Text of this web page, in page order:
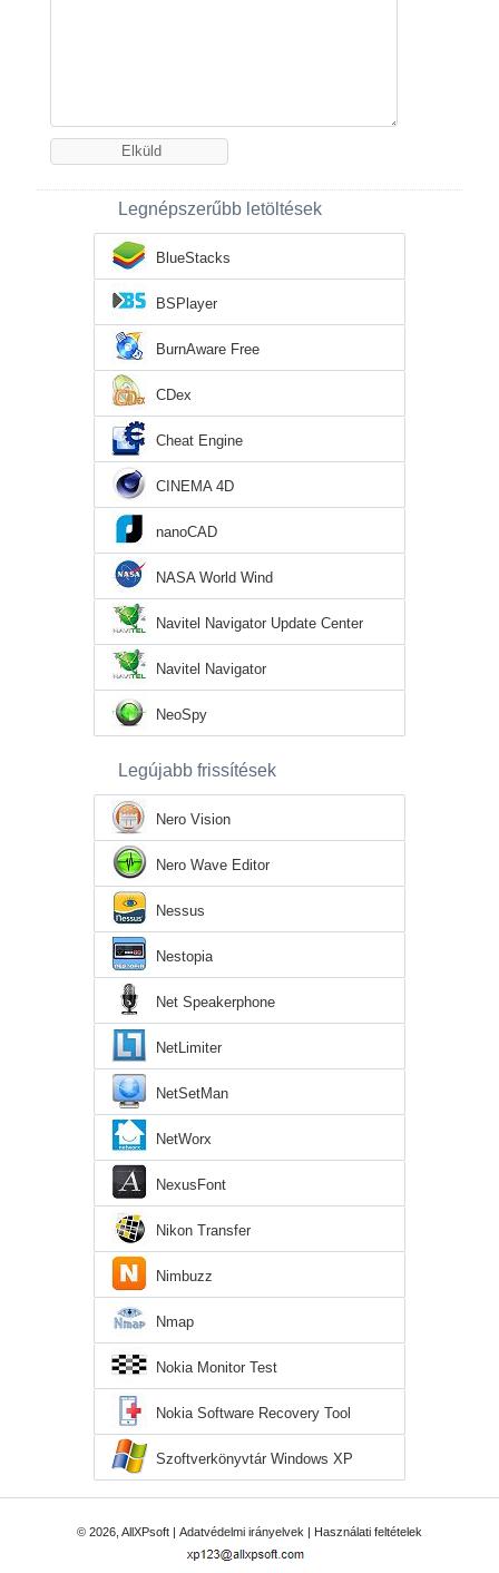
Legnépszerűbb letöltések
BlueStacks
BSPlayer
BurnAware Free
CDex
Cheat Engine
CINEMA 4D
nanoCAD
NASA World Wind
Navitel Navigator Update Center
Navitel Navigator
NeoSpy
Legújabb frissítések
Nero Vision
Nero Wave Editor
Nessus
Nestopia
Net Speakerphone
NetLimiter
NetSetMan
NetWorx
NexusFont
Nikon Transfer
Nimbuzz
Nmap
Nokia Monitor Test
Nokia Software Recovery Tool
Szoftverkönyvtár Windows XP
© 2026, AllXPsoft | Adatvédelmi irányelvek | Használati feltételek